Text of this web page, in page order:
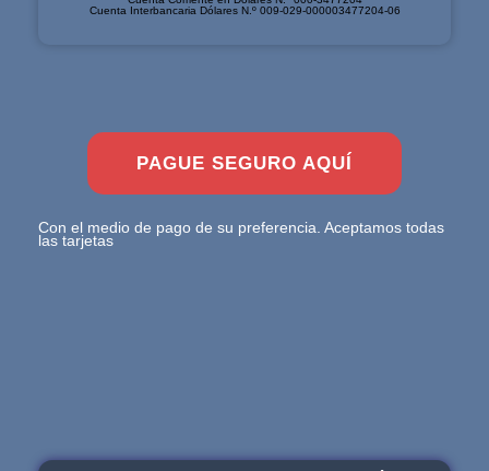
Cuenta Interbancaria Dólares N.º 009-029-000003477204-06
PAGUE SEGURO AQUÍ
Con el medio de pago de su preferencia. Aceptamos todas
las tarjetas​